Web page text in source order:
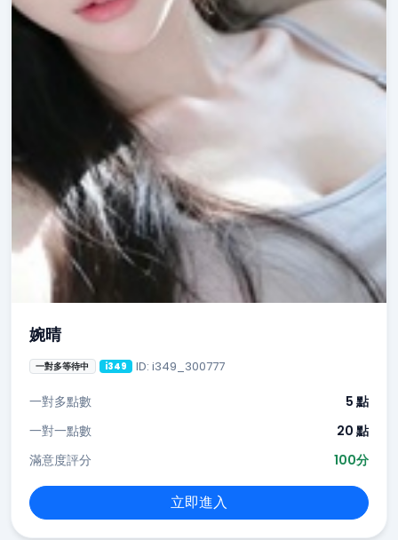
婉晴
一對多等待中 i349 ID: i349_300777
一對多點數
5 點
一對一點數
20 點
滿意度評分
100分
立即進入